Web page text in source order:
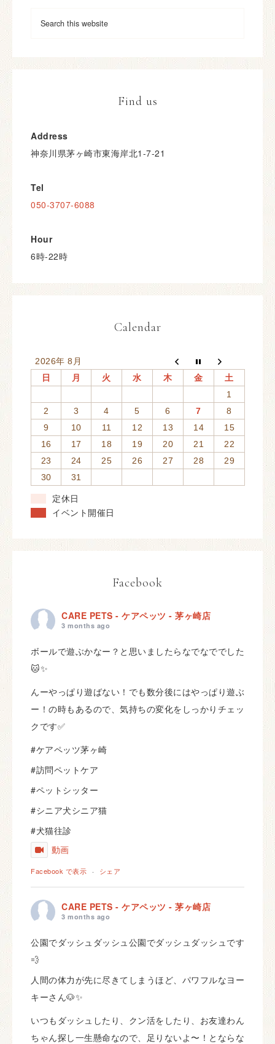
Find us
Address
神奈川県茅ヶ崎市東海岸北1-7-21
Tel
050-3707-6088
Hour
6時-22時
Calendar
2026年 8月
日
月 火 水 木 金
土
1
2
3 4 5 6 7
8
9
10 11 12 13 14
15
16
17 18 19 20 21
22
23
24 25 26 27 28
29
30
31
定休日
イベント開催日
Facebook
CARE PETS - ケアペッツ - 茅ヶ崎店
3 months ago
ボールで遊ぶかなー？と思いましたらなでなででした
🐱✨
んーやっぱり遊ばない！でも数分後にはやっぱり遊ぶ
ー！の時もあるので、気持ちの変化をしっかりチェッ
クです✅
#ケアペッツ茅ヶ崎
#訪問ペットケア
#ペットシッター
#シニア犬シニア猫
#犬猫往診
動画
Facebook で表示 · シェア
CARE PETS - ケアペッツ - 茅ヶ崎店
3 months ago
公園でダッシュダッシュ公園でダッシュダッシュです
💨
人間の体力が先に尽きてしまうほど、パワフルなヨー
キーさん🐶✨
いつもダッシュしたり、クン活をしたり、お友達わん
ちゃん探し一生懸命なので、足りないよ〜！とならな